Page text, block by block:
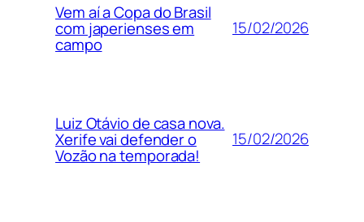
Vem aí a Copa do Brasil
com japerienses em
campo
15/02/2026
Luiz Otávio de casa nova.
Xerife vai defender o
Vozão na temporada!
15/02/2026